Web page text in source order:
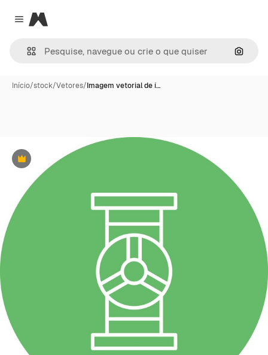
Close menu
Magnific
Início/stock/Vetores/Imagem vetorial de í…
Premium